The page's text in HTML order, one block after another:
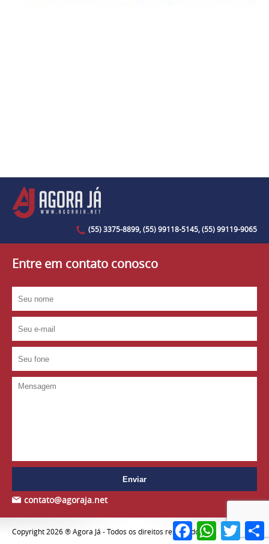
(55) 3375-8899, (55) 99118-5145, (55) 99119-9065
Entre em contato conosco
contato@agoraja.net
Copyright 2026 ® Agora Já - Todos os direitos reservados
FacebookWhatsApp
Twitter